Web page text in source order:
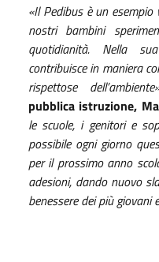
«Il Pedibus è un
nostri bambini
quotidianità. Nella
contribuisce in maniera
rispettose
pubblica istruzione,
le scuole, i genitori e
possibile ogni giorno
per il prossimo anno
adesioni, dando nuovo
benessere dei più